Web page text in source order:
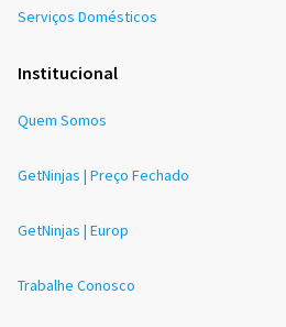
Serviços Domésticos
Institucional
Quem Somos
GetNinjas | Preço Fechado
GetNinjas | Europ
Trabalhe Conosco